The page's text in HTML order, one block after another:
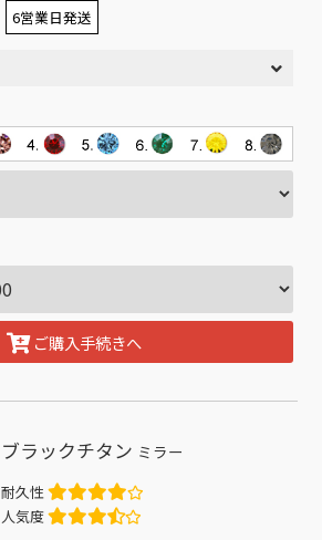
6営業日発送
ご購入手続きへ
ブラックチタン ミラー
耐久性
人気度